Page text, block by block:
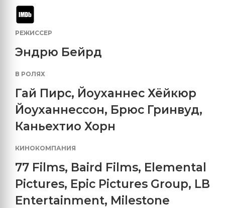
РЕЖИССЕР
Эндрю Бейрд
В РОЛЯХ
Гай Пирс, Йоуханнес Хёйкюр
Йоуханнессон, Брюс Гринвуд,
Каньехтио Хорн
КИНОКОМПАНИЯ
77 Films, Baird Films, Elemental
Pictures, Epic Pictures Group, LB
Entertainment, Milestone